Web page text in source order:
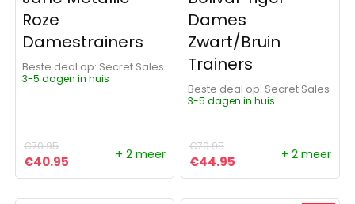
Roze
Damestrainers
Beste deal op:
Secret Sales
3-5 dagen in huis
€70.95
Oorspronkelijke prijs was: €70.95.
€40.95 Huidige prijs is: €40.95.
+ 2 meer
Dames
Zwart/Bruin
Trainers
Beste deal op:
Secret Sales
3-5 dagen in huis
€70.95
Oorspronkelijke prijs was:
€44.95 Huidige prijs is:
+ 2 meer